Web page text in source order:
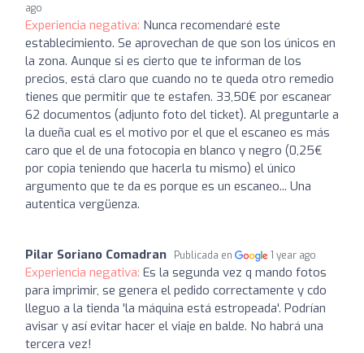
ago
Experiencia negativa: Nunca recomendaré este
establecimiento. Se aprovechan de que son los únicos en
la zona. Aunque si es cierto que te informan de los
precios, está claro que cuando no te queda otro remedio
tienes que permitir que te estafen. 33,50€ por escanear
62 documentos (adjunto foto del ticket). Al preguntarle a
la dueña cual es el motivo por el que el escaneo es más
caro que el de una fotocopia en blanco y negro (0,25€
por copia teniendo que hacerla tu mismo) el único
argumento que te da es porque es un escaneo... Una
autentica vergüenza.
Pilar Soriano Comadran Publicada en 1 year ago
Experiencia negativa: Es la segunda vez q mando fotos
para imprimir, se genera el pedido correctamente y cdo
lleguo a la tienda 'la máquina está estropeada'. Podrían
avisar y así evitar hacer el viaje en balde. No habrá una
tercera vez!